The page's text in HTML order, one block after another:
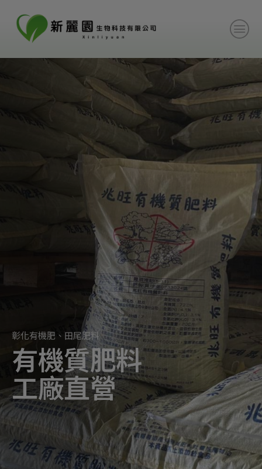
彰化有機肥、田尾肥料
有機質肥料
工廠直營